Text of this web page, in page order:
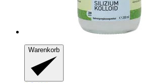
Warenkorb